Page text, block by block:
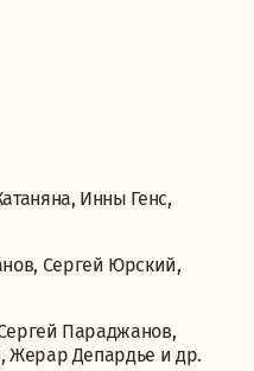
Инны Генс,
Сергей Юрский,
Параджанов,
Жерар Депардье и др.